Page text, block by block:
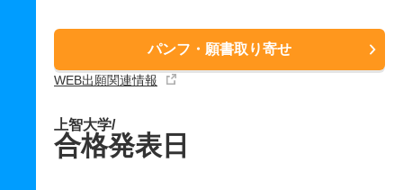
パンフ・願書取り寄せ
WEB出願関連情報
上智大学/
合格発表日